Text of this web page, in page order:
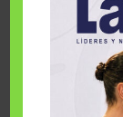
Cuando la
sueños